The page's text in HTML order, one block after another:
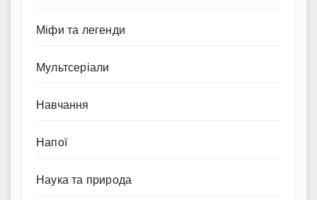
Міфи та легенди
Мультсеріали
Навчання
Напої
Наука та природа